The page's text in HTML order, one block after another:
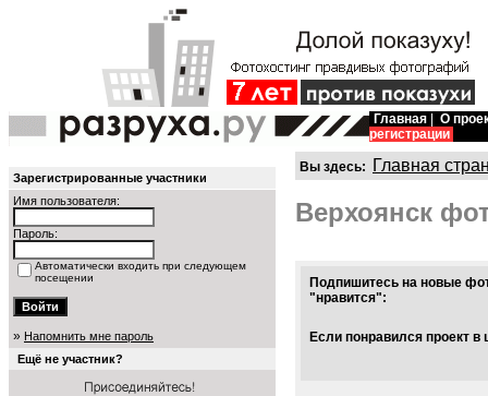
Главная
О
регистрации
Зарегистрированные участники
Имя пользователя:
Пароль:
Автоматически входить при следующем
посещении
» Напомнить мне пароль
Ещё не участник?
Вы здесь: Главная
Верхоянск
Подпишитесь на новые
"нравится":
Если понравился проект